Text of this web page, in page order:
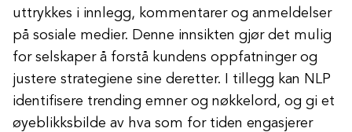
uttrykkes i innlegg, kommentarer og anmeldelser
på sosiale medier. Denne innsikten gjør det mulig
for selskaper å forstå kundens oppfatninger og
justere strategiene sine deretter. I tillegg kan NLP
identifisere trending emner og nøkkelord, og gi et
øyeblikksbilde av hva som for tiden engasjerer